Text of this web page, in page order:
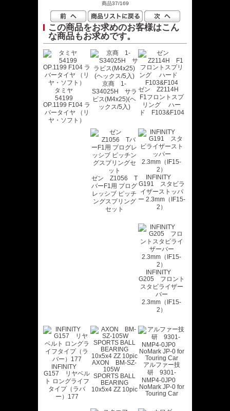
商品37/169
この商品をお求めのお客様はこん
な商品もお求めです。
タミヤ
54199
OP.1199 F104 ラ
バータイヤ （リ
ヤ・ソフト）
京商 1-
S34025H サラ
ビス(M4x25)(ヘ
ックス/5入)
ゼン Z2114H
F1フロントスプ
リング ハー
ド F103&F104
ゼン Z1056 T
バーF1用 プログ
レッシブ ピッチ
ングスプリング
セット
INFINITY
G191 スタビラ
イザーストッパ
ー 2.3mm（IF15-
2）
INFINITY
G205 フロント
スタビライザー
バー
2.3mm（IF15-
2）
INFINITY
G157 リヤベル
ト ロングライフ
タイプ（ラバ
ー）177
AXON BM-SZ-
105W
SPORTS BALL
BEARING
10x5x4 ZZ 10pic
アルファー技
研 9301-
NMP4-0JP0
NoMark JP-0 for
Touring Car